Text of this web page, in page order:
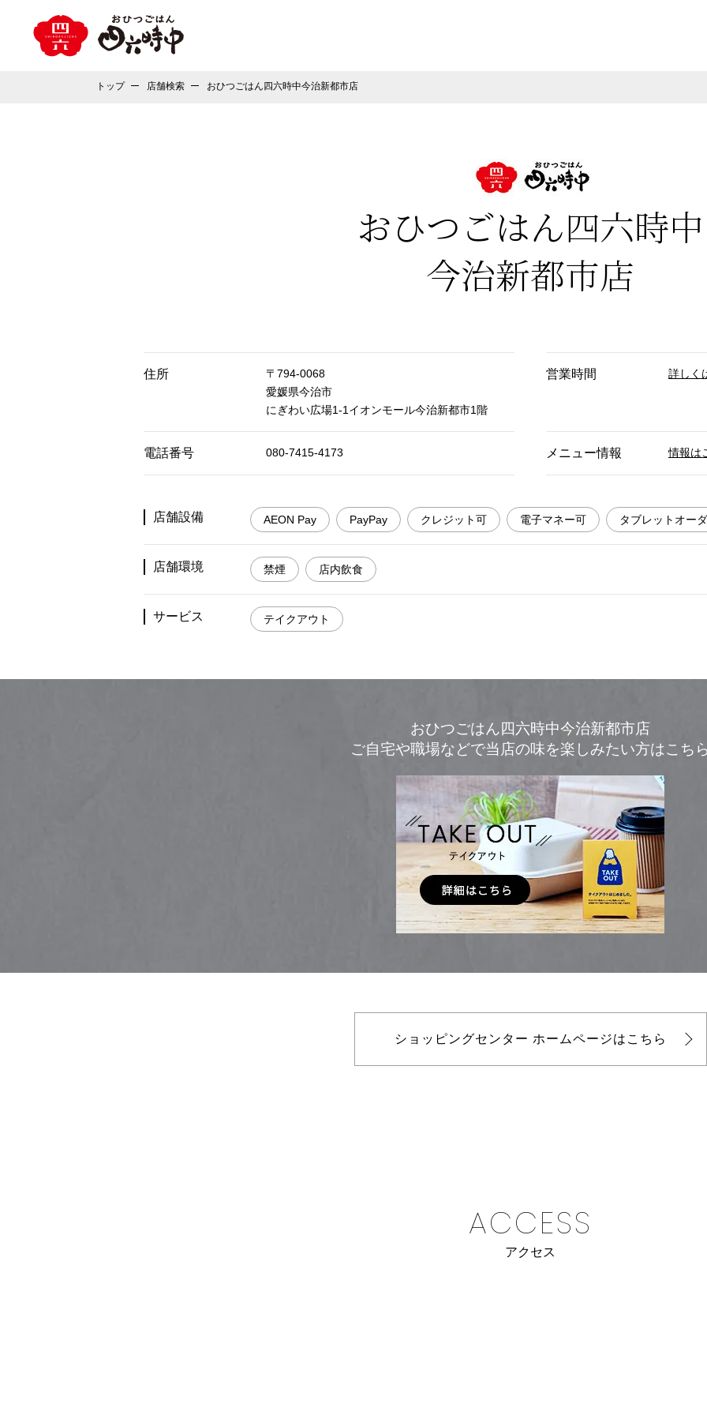
トップ 店舗検索 おひつごはん四六時中今治新都市店
おひつごはん四六時中
今治新都市店
住所
〒794-0068
愛媛県今治市
にぎわい広場1-1イオンモール今治新都市1階
営業時間 詳しく
電話番号 080-7415-4173 メニュー情報 情報は
店舗設備 AEON Pay PayPay クレジット可 電子マネー可 タブレットオー
店舗環境 禁煙 店内飲食
サービス テイクアウト
おひつごはん四六時中今治新都市店
ご自宅や職場などで当店の味を楽しみたい方はこち
ショッピングセンター ホームページはこちら
ACCESS
アクセス